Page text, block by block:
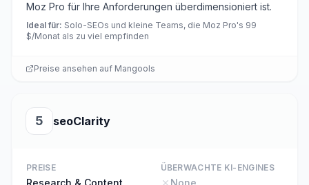
Moz Pro für Ihre Anforderungen überdimensioniert ist.
Ideal für: Solo-SEOs und kleine Teams, die Moz Pro's 99
$/Monat als zu viel empfinden
Preise ansehen auf Mangools
5 seoClarity
PREISE
Research & Content
ÜBERWACHTE KI-ENGINES
None